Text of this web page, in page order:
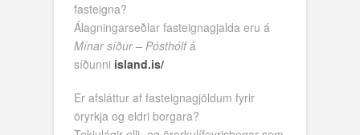
fasteigna?
Álagningarseðlar fasteignagjalda eru á
Mínar síður – Pósthólfá
síðunni island.is/
Er afsláttur af fasteignagjöldum fyrir
öryrkja og eldri borgara?